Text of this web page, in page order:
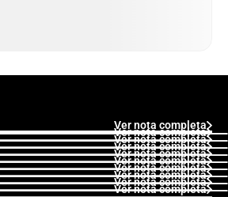
Ver nota completa
Ver nota completa
Ver nota completa
Ver nota completa
Ver nota completa
Ver nota completa
Ver nota completa
Ver nota completa
Ver nota completa
Ver nota completa